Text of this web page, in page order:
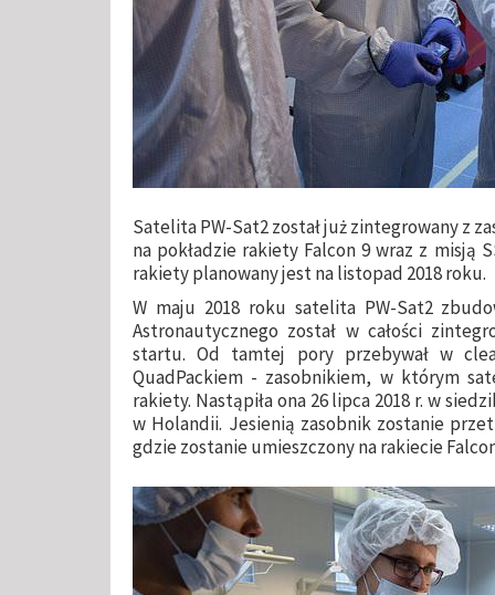
Satelita PW-Sat2 został już zintegrowany z
na pokładzie rakiety Falcon 9 wraz z misją
rakiety planowany jest na listopad 2018 roku.
W maju 2018 roku satelita PW-Sat2
Astronautycznego został w całości
startu. Od tamtej pory przebywał w
QuadPackiem - zasobnikiem, w którym
rakiety. Nastąpiła ona 26 lipca 2018 r. w
w Holandii. Jesienią zasobnik zostanie
gdzie zostanie umieszczony na rakiecie